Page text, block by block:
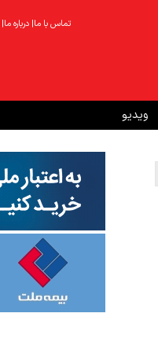
تماس با ما| درباره ما|
ویدیو